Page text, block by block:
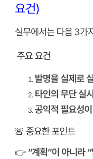
요건)
실무에서는 다음 3가
주요 요건
발명을 실제로
타인의 무단 실
공익적 필요성
🚨 중요한 포인트
👉“계획”이 아니라